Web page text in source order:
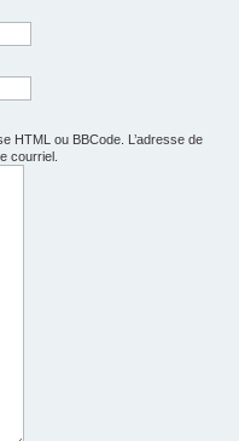
HTML ou BBCode. L’adresse de
courriel.